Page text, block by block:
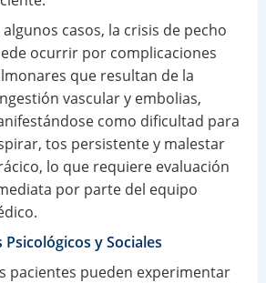
algunos casos, la crisis de pecho
ocurrir por complicaciones
que resultan de la
vascular y embolias,
como dificultad para
tos persistente y malestar
lo que requiere evaluación
por parte del equipo
Psicológicos y Sociales
pacientes pueden experimentar